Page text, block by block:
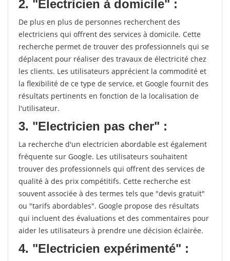
2. "Electricien à domicile" :
De plus en plus de personnes recherchent des
electriciens qui offrent des services à domicile. Cette
recherche permet de trouver des professionnels qui se
déplacent pour réaliser des travaux de électricité chez
les clients. Les utilisateurs apprécient la commodité et
la flexibilité de ce type de service, et Google fournit des
résultats pertinents en fonction de la localisation de
l'utilisateur.
3. "Electricien pas cher" :
La recherche d'un electricien abordable est également
fréquente sur Google. Les utilisateurs souhaitent
trouver des professionnels qui offrent des services de
qualité à des prix compétitifs. Cette recherche est
souvent associée à des termes tels que "devis gratuit"
ou "tarifs abordables". Google propose des résultats
qui incluent des évaluations et des commentaires pour
aider les utilisateurs à prendre une décision éclairée.
4. "Electricien expérimenté" :